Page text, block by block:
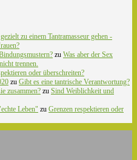
zu einem Tantramasseur gehen -
zu Was aber der Sex
trennen.
oder überschreiten?
zu Gibt es eine tantrische Verantwortung?
zusammen? zu Sind Weiblichkeit und
Leben" zu Grenzen respektieren oder